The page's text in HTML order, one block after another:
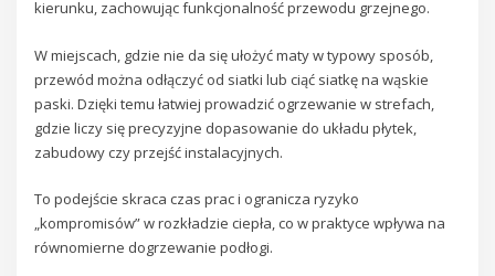
kierunku, zachowując funkcjonalność przewodu grzejnego.
W miejscach, gdzie nie da się ułożyć maty w typowy sposób,
przewód można odłączyć od siatki lub ciąć siatkę na wąskie
paski. Dzięki temu łatwiej prowadzić ogrzewanie w strefach,
gdzie liczy się precyzyjne dopasowanie do układu płytek,
zabudowy czy przejść instalacyjnych.
To podejście skraca czas prac i ogranicza ryzyko
„kompromisów” w rozkładzie ciepła, co w praktyce wpływa na
równomierne dogrzewanie podłogi.